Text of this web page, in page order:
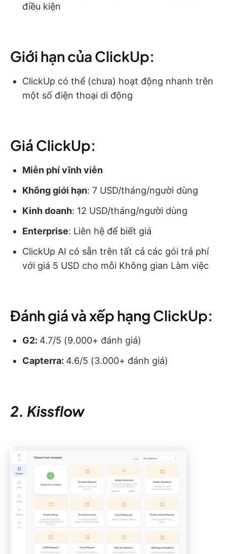
điều kiện
Giới hạn của ClickUp:
ClickUp có thể (chưa) hoạt động nhanh trên
một số điện thoại di động
Giá ClickUp:
Miễn phí vĩnh viễn
Không giới hạn: 7 USD/tháng/người dùng
Kinh doanh: 12 USD/tháng/người dùng
Enterprise: Liên hệ để biết giá
ClickUp AI có sẵn trên tất cả các gói trả phí
với giá 5 USD cho mỗi Không gian Làm việc
Đánh giá và xếp hạng ClickUp:
G2: 4.7/5 (9.000+ đánh giá)
Capterra: 4.6/5 (3.000+ đánh giá)
2. Kissflow